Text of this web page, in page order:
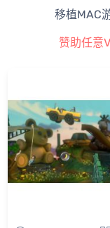
移植MAC
赞助任意